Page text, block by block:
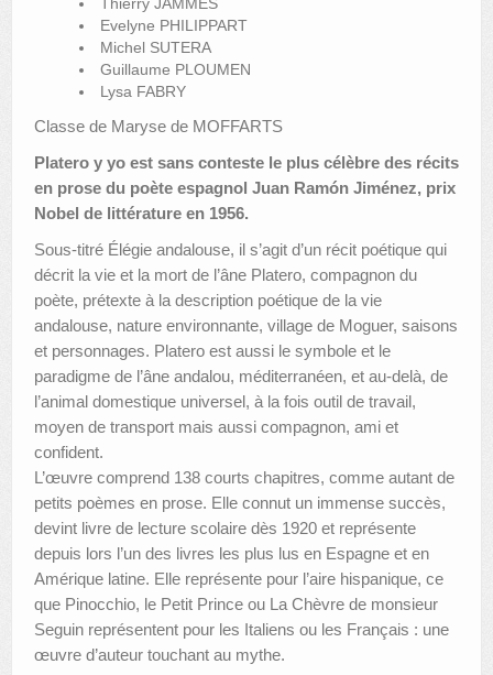
Evelyne PHILIPPART
Michel SUTERA
Guillaume PLOUMEN
Lysa FABRY
Classe de Maryse de MOFFARTS
Platero y yo est sans conteste le plus célèbre des récits
en prose du poète espagnol Juan Ramón Jiménez, prix
Nobel de littérature en 1956.
Sous-titré Élégie andalouse, il s’agit d’un récit poétique qui
décrit la vie et la mort de l’âne Platero, compagnon du
poète, prétexte à la description poétique de la vie
andalouse, nature environnante, village de Moguer, saisons
et personnages. Platero est aussi le symbole et le
paradigme de l’âne andalou, méditerranéen, et au-delà, de
l’animal domestique universel, à la fois outil de travail,
moyen de transport mais aussi compagnon, ami et
confident.
L’œuvre comprend 138 courts chapitres, comme autant de
petits poèmes en prose. Elle connut un immense succès,
devint livre de lecture scolaire dès 1920 et représente
depuis lors l’un des livres les plus lus en Espagne et en
Amérique latine. Elle représente pour l’aire hispanique, ce
que Pinocchio, le Petit Prince ou La Chèvre de monsieur
Seguin représentent pour les Italiens ou les Français : une
œuvre d’auteur touchant au mythe.